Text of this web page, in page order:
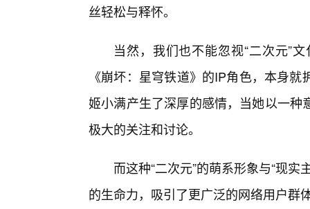
丝轻松与释怀。
当然，我们也不能忽视“二次元”
《崩坏：星穹铁道》的IP角色，本身
姬小满产生了深厚的感情，当她以一
极大的关注和讨论。
而这种“二次元”的萌系形象与“现
的生命力，吸引了更广泛的网络用户群